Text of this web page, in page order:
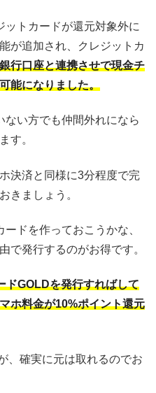
ットカードが還元対象外に
が追加され、クレジットカ
行口座と連携させで現金チ
能になりました。
ない方でも仲間外れになら
す。
決済と同様に3分程度で完
きましょう。
ドを作っておこうかな、
で発行するのがお得です。
ドGOLDを発行すればして
ホ料金が10%ポイント還元
、確実に元は取れるのでお